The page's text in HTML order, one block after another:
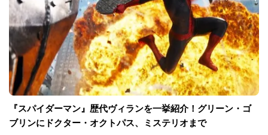
『スパイダーマン』歴代ヴィランを一挙紹介！グリーン・ゴ
ブリンにドクター・オクトパス、ミステリオまで